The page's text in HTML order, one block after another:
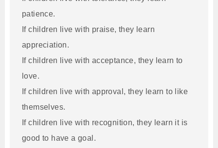
patience.
If children live with praise, they learn
appreciation.
If children live with acceptance, they learn to
love.
If children live with approval, they learn to like
themselves.
If children live with recognition, they learn it is
good to have a goal.